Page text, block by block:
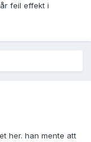
feil effekt i
her. han mente att